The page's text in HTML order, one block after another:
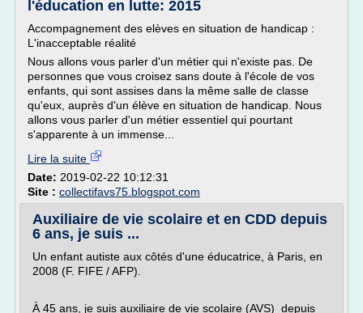
l'éducation en lutte: 2015
Accompagnement des elèves en situation de handicap :
L'inacceptable réalité
Nous allons vous parler d'un métier qui n'existe pas. De
personnes que vous croisez sans doute à l'école de vos
enfants, qui sont assises dans la même salle de classe
qu'eux, auprès d'un élève en situation de handicap. Nous
allons vous parler d'un métier essentiel qui pourtant
s'apparente à un immense...
Lire la suite
Date: 2019-02-22 10:12:31
Site : collectifavs75.blogspot.com
Auxiliaire de vie scolaire et en CDD depuis
6 ans, je suis ...
Un enfant autiste aux côtés d'une éducatrice, à Paris, en
2008 (F. FIFE / AFP).
À 45 ans, je suis auxiliaire de vie scolaire (AVS) depuis